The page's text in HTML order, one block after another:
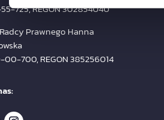
725, REGON 302854040
Prawnego Hanna
00-700, REGON 385256014